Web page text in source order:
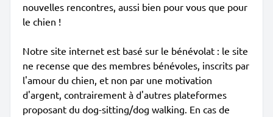
nouvelles rencontres, aussi bien pour vous que pour
le chien !
Notre site internet est basé sur le bénévolat : le site
ne recense que des membres bénévoles, inscrits par
l'amour du chien, et non par une motivation
d'argent, contrairement à d'autres plateformes
proposant du dog-sitting/dog walking. En cas de